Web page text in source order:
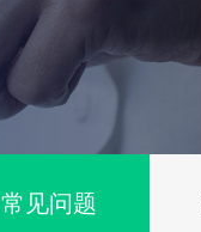
常见问题